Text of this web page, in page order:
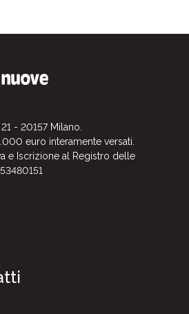
- 20157 Milano.
euro interamente versati.
e Iscrizione al Registro delle